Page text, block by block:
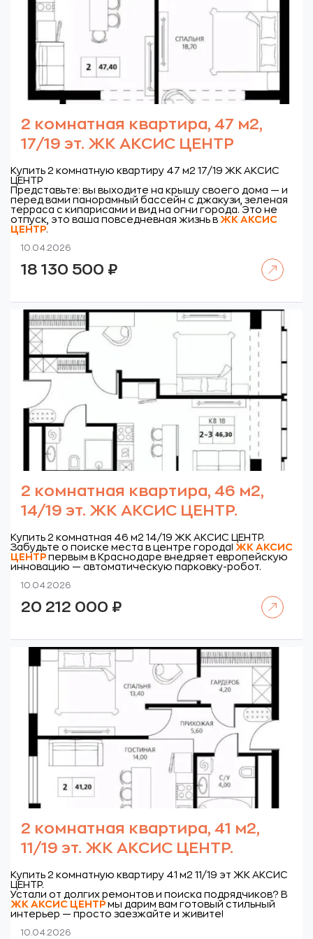
2 комнатная квартира, 47 м2,
17/19 эт. ЖК АКСИС ЦЕНТР
Купить 2 комнатную квартиру 47 м2 17/19 ЖК АКСИС
ЦЕНТР
Представьте: вы выходите на крышу своего дома — и
перед вами панорамный бассейн с джакузи, зеленая
терраса с кипарисами и вид на огни города. Это не
отпуск, это ваша повседневная жизнь в ЖК АКСИС
ЦЕНТР.
10.04.2026
18 130 500 ₽
2 комнатная квартира, 46 м2,
14/19 эт. ЖК АКСИС ЦЕНТР.
Купить 2 комнатная 46 м2 14/19 ЖК АКСИС ЦЕНТР.
Забудьте о поиске места в центре города! ЖК АКСИС
ЦЕНТР первым в Краснодаре внедряет европейскую
инновацию — автоматическую парковку-робот.
10.04.2026
20 212 000 ₽
2 комнатная квартира, 41 м2,
11/19 эт. ЖК АКСИС ЦЕНТР.
Купить 2 комнатную квартиру 41 м2 11/19 эт ЖК АКСИС
ЦЕНТР.
Устали от долгих ремонтов и поиска подрядчиков? В
ЖК АКСИС ЦЕНТР мы дарим вам готовый стильный
интерьер — просто заезжайте и живите!
10.04.2026